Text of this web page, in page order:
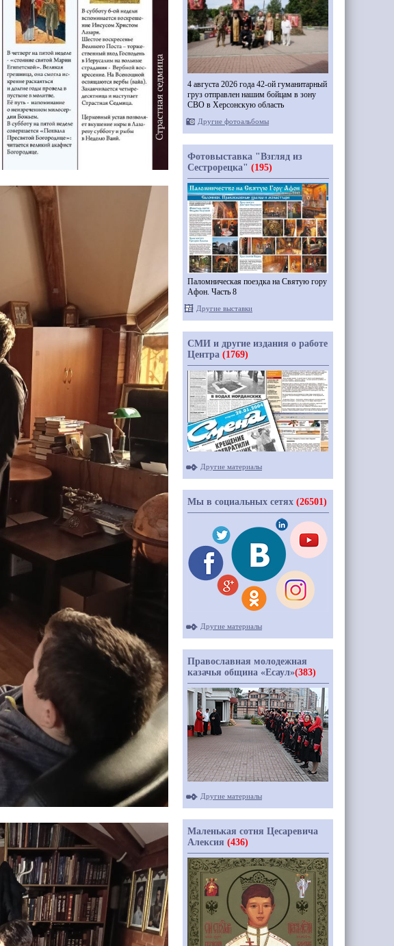
4 августа 2026 года 42-ой гуманитарный
груз отправлен нашим бойцам в зону
СВО в Херсонскую область
Другие фотоальбомы
Фотовыставка "Взгляд из
Сестрорецка" (195)
Паломническая поездка на Святую гору
Афон. Часть 8
Другие выставки
СМИ и другие издания о работе
Центра (1769)
Другие материалы
Мы в социальных сетях (26501)
Другие материалы
Православная молодежная
казачья община «Есаул»(383)
Другие материалы
Маленькая сотня Цесаревича
Алексия (436)